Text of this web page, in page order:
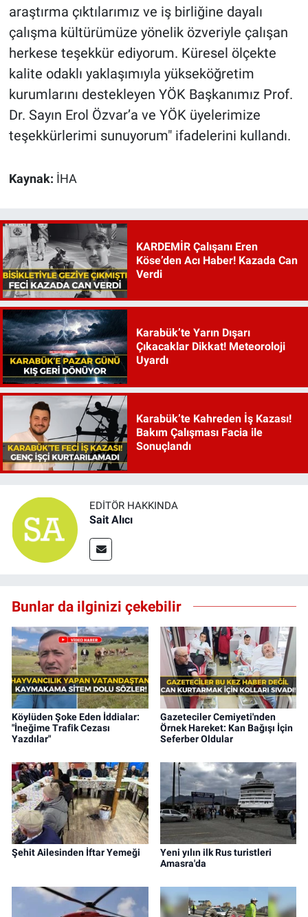
araştırma çıktılarımız ve iş birliğine dayalı
çalışma kültürümüze yönelik özveriyle çalışan
herkese teşekkür ediyorum. Küresel ölçekte
kalite odaklı yaklaşımıyla yükseköğretim
kurumlarını destekleyen YÖK Başkanımız Prof.
Dr. Sayın Erol Özvar’a ve YÖK üyelerimize
teşekkürlerimi sunuyorum" ifadelerini kullandı.
Kaynak: İHA
KARDEMİR Çalışanı Eren
Köse’den Acı Haber! Kazada Can
Verdi
Karabük’te Yarın Dışarı
Çıkacaklar Dikkat! Meteoroloji
Uyardı
Karabük’te Kahreden İş Kazası!
Bakım Çalışması Facia ile
Sonuçlandı
EDITÖR HAKKINDA
Sait Alıcı
Bunlar da ilginizi çekebilir
Köylüden Şoke Eden İddialar:
"İneğime Trafik Cezası
Yazdılar"
Gazeteciler Cemiyeti'nden
Örnek Hareket: Kan Bağışı İçin
Seferber Oldular
Şehit Ailesinden İftar Yemeği
Yeni yılın ilk Rus turistleri
Amasra'da